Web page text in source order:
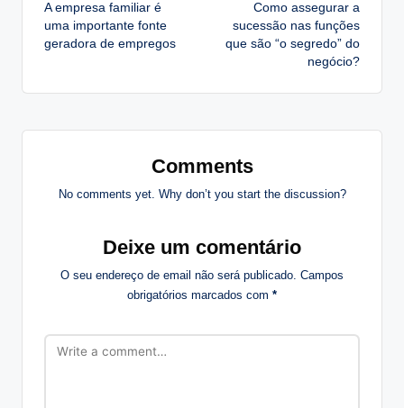
navigation
A empresa familiar é
uma importante fonte
geradora de empregos
Como assegurar a
sucessão nas funções
que são “o segredo” do
negócio?
Comments
No comments yet. Why don’t you start the discussion?
Deixe um comentário
O seu endereço de email não será publicado. Campos
obrigatórios marcados com *